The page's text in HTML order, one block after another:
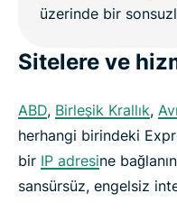
Sitelere ve
ABD, Birleşik Krallık,
herhangi birindeki
bir IP adresine
sansürsüz, engelsiz